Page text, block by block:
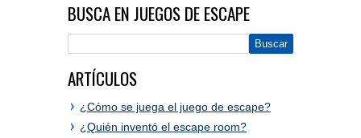
BUSCA EN JUEGOS DE ESCAPE
ARTÍCULOS
¿Cómo se juega el juego de escape?
¿Quién inventó el escape room?